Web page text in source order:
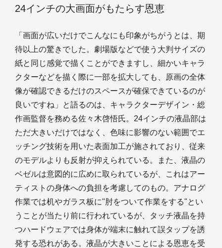
24インチの大画面がもたらす恩恵
「画面が広いだけでこんなにも印象がちがうとは、期
待以上の驚きでした。劇場版などで使う大判サイズの
紙と同じ感覚で描くことができますし、細かいキャラ
クターなどを描く際に一部を拡大しても、原画の全体
像が確認できるだけのスペースが確保できているのが
良いですね」と語るのは、キャラクターデザイン・総
作画監督を務める佐々木啓悟氏。24インチの液晶部は
ただ大きいだけではなく、色味に影響のない範囲でエ
ッチング技術を用いた表面加工が施されており、従来
のモデルよりも反射が抑えられている。また、液晶の
ベゼルは意図的に広めに取られているが、これはアー
ティストの身体への負担を考慮してのもの。アナログ
作業では机やガラス板に"肘をついて作業をする"とい
うことが当たり前に行われているが、タッチ液晶を持
つハードウェアでは身体が端末に触れて誤タップを誘
発する恐れがある。液晶が大きいことによる恩恵を受